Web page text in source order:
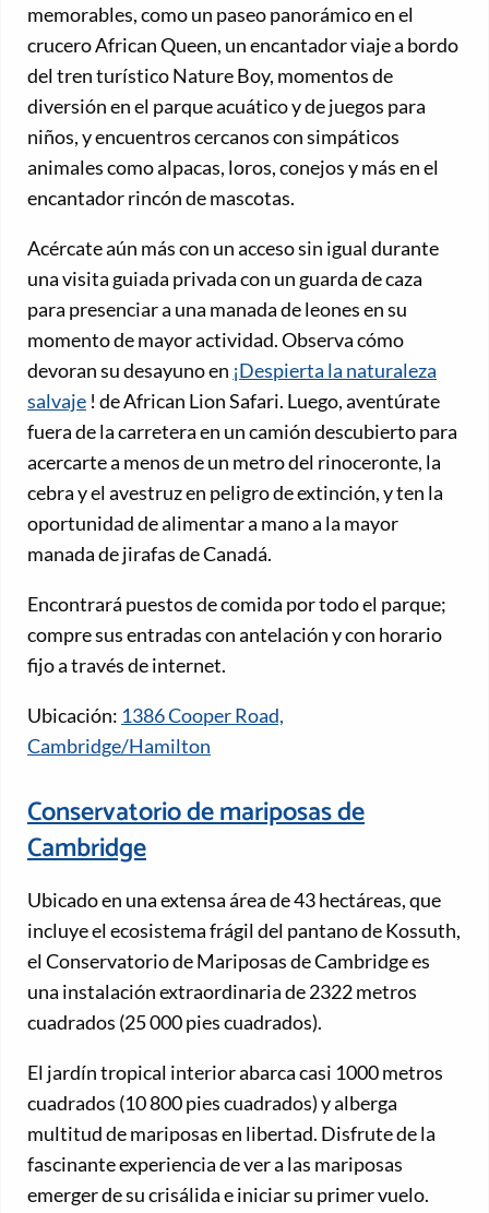
memorables, como un paseo panorámico en el
crucero African Queen, un encantador viaje a bordo
del tren turístico Nature Boy, momentos de
diversión en el parque acuático y de juegos para
niños, y encuentros cercanos con simpáticos
animales como alpacas, loros, conejos y más en el
encantador rincón de mascotas.
Acércate aún más con un acceso sin igual durante
una visita guiada privada con un guarda de caza
para presenciar a una manada de leones en su
momento de mayor actividad. Observa cómo
devoran su desayuno en ¡Despierta la naturaleza
salvaje ! de African Lion Safari. Luego, aventúrate
fuera de la carretera en un camión descubierto para
acercarte a menos de un metro del rinoceronte, la
cebra y el avestruz en peligro de extinción, y ten la
oportunidad de alimentar a mano a la mayor
manada de jirafas de Canadá.
Encontrará puestos de comida por todo el parque;
compre sus entradas con antelación y con horario
fijo a través de internet.
Ubicación: 1386 Cooper Road,
Cambridge/Hamilton
Conservatorio de mariposas de
Cambridge
Ubicado en una extensa área de 43 hectáreas, que
incluye el ecosistema frágil del pantano de Kossuth,
el Conservatorio de Mariposas de Cambridge es
una instalación extraordinaria de 2322 metros
cuadrados (25 000 pies cuadrados).
El jardín tropical interior abarca casi 1000 metros
cuadrados (10 800 pies cuadrados) y alberga
multitud de mariposas en libertad. Disfrute de la
fascinante experiencia de ver a las mariposas
emerger de su crisálida e iniciar su primer vuelo.